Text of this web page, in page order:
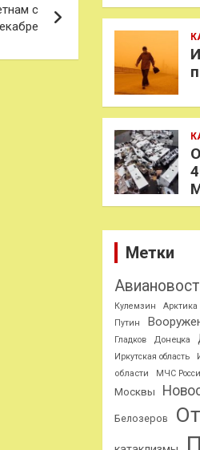
с
Метки
Кулемзин
Арктика
Путин
Гладков
Донецка
Иркутская область
области
МЧС
Москвы
Белозеров